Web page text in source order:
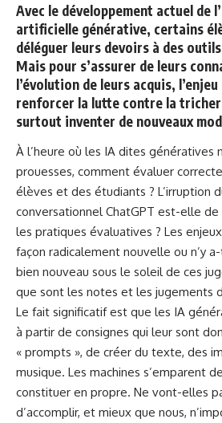
Avec le développement actuel de
artificielle générative, certains
déléguer leurs devoirs à des
Mais pour s’assurer de leurs
l’évolution de leurs acquis,
renforcer la lutte contre la
surtout inventer de nouveaux
À l’heure où les IA dites génératives
prouesses, comment évaluer
élèves et des étudiants ? L’irruption
conversationnel ChatGPT est-elle
les pratiques évaluatives ? Les
façon radicalement nouvelle ou n’y
bien nouveau sous le soleil de ces
que sont les notes et les jugements
Le fait significatif est que les IA
à partir de consignes qui leur sont
« prompts », de créer du texte, des
musique. Les machines s’emparent
constituer en propre. Ne vont-elles
d’accomplir, et mieux que nous,